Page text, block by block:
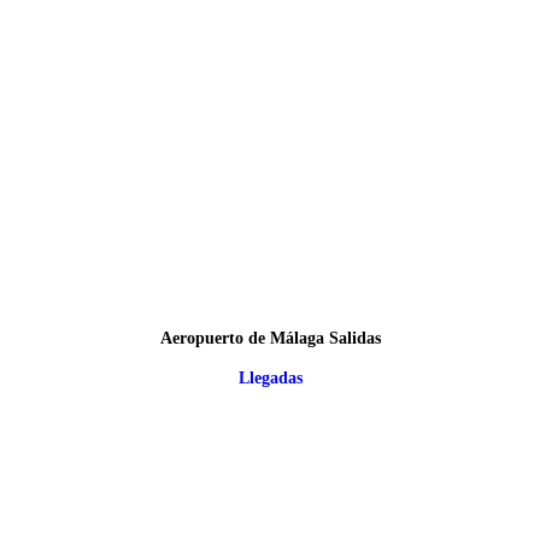
Aeropuerto de Málaga Salidas
Llegadas